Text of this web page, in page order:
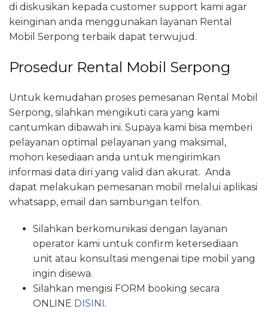
di diskusikan kepada customer support kami agar
keinginan anda menggunakan layanan Rental
Mobil Serpong terbaik dapat terwujud.
Prosedur Rental Mobil Serpong
Untuk kemudahan proses pemesanan Rental Mobil
Serpong, silahkan mengikuti cara yang kami
cantumkan dibawah ini. Supaya kami bisa memberi
pelayanan optimal pelayanan yang maksimal,
mohon kesediaan anda untuk mengirimkan
informasi data diri yang valid dan akurat. Anda
dapat melakukan pemesanan mobil melalui aplikasi
whatsapp, email dan sambungan telfon.
Silahkan berkomunikasi dengan layanan
operator kami untuk confirm ketersediaan
unit atau konsultasi mengenai tipe mobil yang
ingin disewa.
Silahkan mengisi FORM booking secara
ONLINE DISINI .